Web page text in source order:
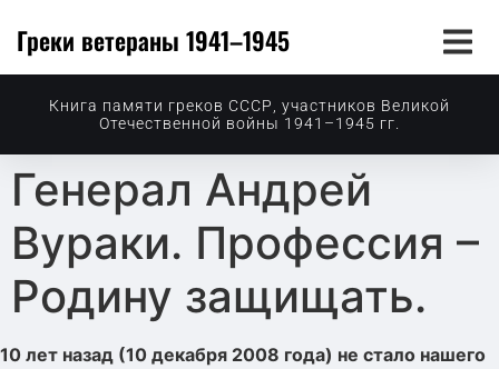
Греки ветераны 1941–1945
Книга памяти греков СССР, участников Великой
Отечественной войны 1941–1945 гг.
Генерал Андрей
Вураки. Профессия –
Родину защищать.
10 лет назад (10 декабря 2008 года) не стало нашего